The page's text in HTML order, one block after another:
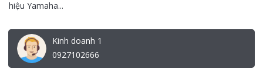
hiệu Yamaha...
Kinh doanh 1
0927102666